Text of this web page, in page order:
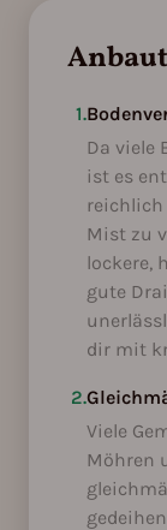
1.
Da viele
ist es
reichlich
Mist zu
lockere,
gute
dir mit
2.
Viele
Möhren